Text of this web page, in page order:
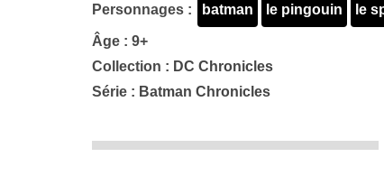
Personnages : batman le pingouin le
Âge : 9+
Collection : DC Chronicles
Série : Batman Chronicles